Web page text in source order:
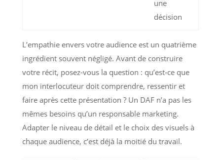
une
décision
L’empathie envers votre audience est un quatrième
ingrédient souvent négligé. Avant de construire
votre récit, posez-vous la question : qu’est-ce que
mon interlocuteur doit comprendre, ressentir et
faire après cette présentation ? Un DAF n’a pas les
mêmes besoins qu’un responsable marketing.
Adapter le niveau de détail et le choix des visuels à
chaque audience, c’est déjà la moitié du travail.